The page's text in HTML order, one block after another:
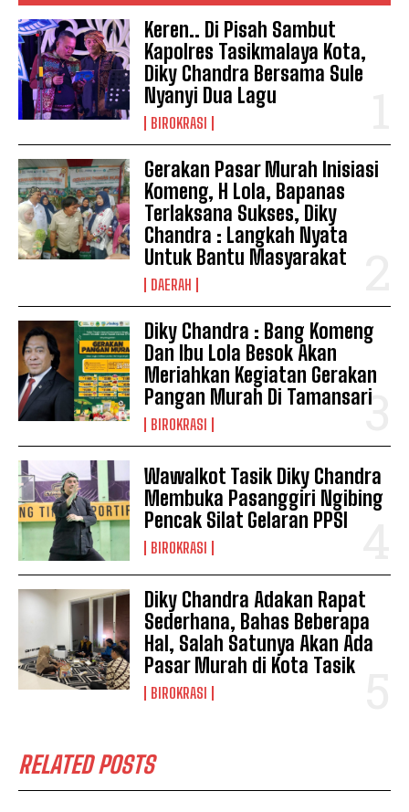
Keren.. Di Pisah Sambut
Kapolres Tasikmalaya Kota,
Diky Chandra Bersama Sule
Nyanyi Dua Lagu
BIROKRASI
Gerakan Pasar Murah Inisiasi
Komeng, H Lola, Bapanas
Terlaksana Sukses, Diky
Chandra : Langkah Nyata
Untuk Bantu Masyarakat
DAERAH
Diky Chandra : Bang Komeng
Dan Ibu Lola Besok Akan
Meriahkan Kegiatan Gerakan
Pangan Murah Di Tamansari
BIROKRASI
Wawalkot Tasik Diky Chandra
Membuka Pasanggiri Ngibing
Pencak Silat Gelaran PPSI
BIROKRASI
Diky Chandra Adakan Rapat
Sederhana, Bahas Beberapa
Hal, Salah Satunya Akan Ada
Pasar Murah di Kota Tasik
BIROKRASI
RELATED POSTS